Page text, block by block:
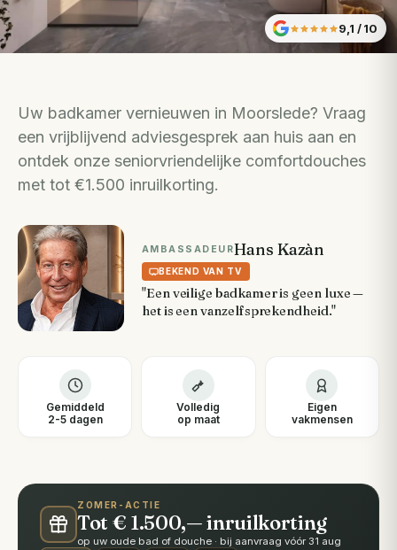
9,1 / 10
Uw badkamer vernieuwen in Moorslede? Vraag
een vrijblijvend adviesgesprek aan huis aan en
ontdek onze seniorvriendelijke comfortdouches
met tot €1.500 inruilkorting.
AMBASSADEURHans Kazàn
BEKEND VAN TV
"Een veilige badkamer is geen luxe —
het is een vanzelfsprekendheid."
Gemiddeld
2-5 dagen
Volledig
op maat
Eigen
vakmensen
ZOMER-ACTIE
Tot € 1.500,— inruilkorting
op uw oude bad of douche · bij aanvraag vóór 31 aug